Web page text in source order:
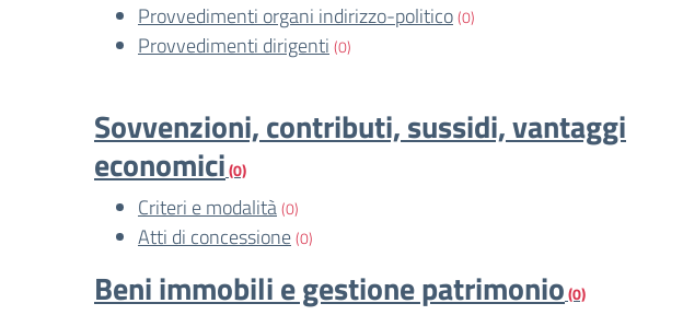
Provvedimenti organi indirizzo-politico(0)
Provvedimenti dirigenti (0)
Sovvenzioni, contributi, sussidi, vantaggi
economici(0)
Criteri e modalità(0)
Atti di concessione(0)
Beni immobili e gestione patrimonio(0)